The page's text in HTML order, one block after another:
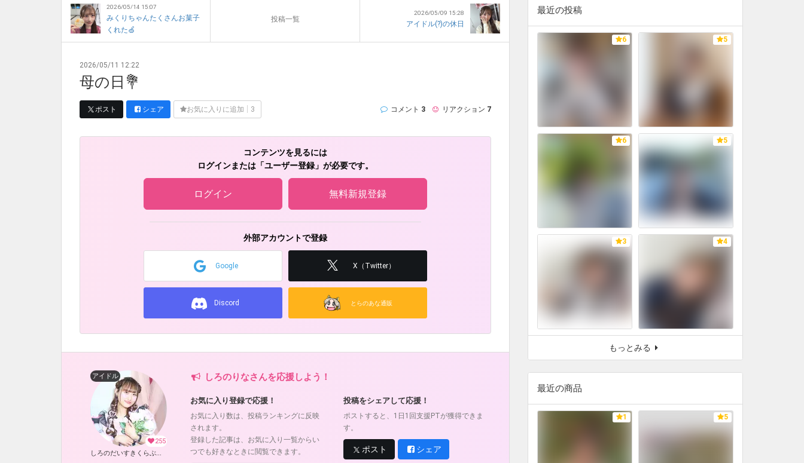
2026/05/14 15:07
みくりちゃんたくさんお菓子
くれた🍏
投稿一覧
2026/05/09 15:28
アイドル(?)の休日
2026/05/11 12:22
母の日💐
ポスト シェア お気に入りに追加 3 コメント 3 リアクション 7
コンテンツを見るには
ログインまたは「ユーザー登録」が必要です。
ログイン 無料新規登録
外部アカウントで登録
Google X（Twitter）
Discord とらのあな通販
255
アイドル
しろのだいすきくらぶ！ (しろのりな)
しろのりなさんを応援しよう！
お気に入り登録で応援！
お気に入り数は、投稿ランキングに反映
されます。
登録した記事は、お気に入り一覧からい
つでも好きなときに閲覧できます。
投稿をシェアして応援！
ポストすると、1日1回支援PTが獲得できま
す。
ポスト シェア
最近の投稿
6 5
6 5
3 4
もっとみる
最近の商品
1 5